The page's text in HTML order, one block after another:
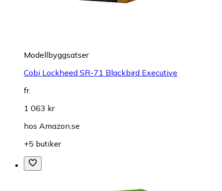
Modellbyggsatser
Cobi Lockheed SR-71 Blackbird Executive
fr.
1 063 kr
hos Amazon.se
+5 butiker